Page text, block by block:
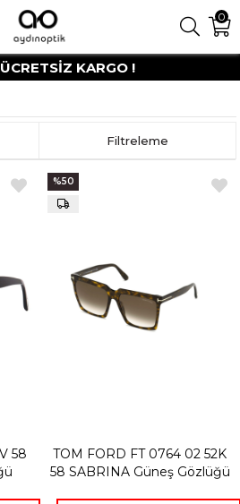
KARGO !
0
Filtreleme
58
TOM FORD FT 0764 02 52K
58 SABRINA Güneş Gözlüğü
%50